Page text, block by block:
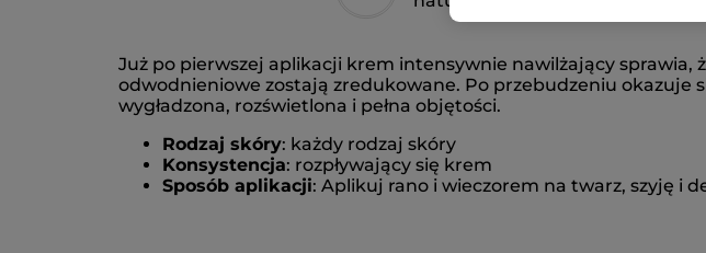
Już po pierwszej aplikacji krem intensywnie nawilżający
odwodnieniowe zostają zredukowane. Po przebudzeniu okazuje
wygładzona, rozświetlona i pełna objętości.
Rodzaj skóry: każdy rodzaj skóry
Konsystencja: rozpływający się krem
Sposób aplikacji: Aplikuj rano i wieczorem na twarz, szyję i